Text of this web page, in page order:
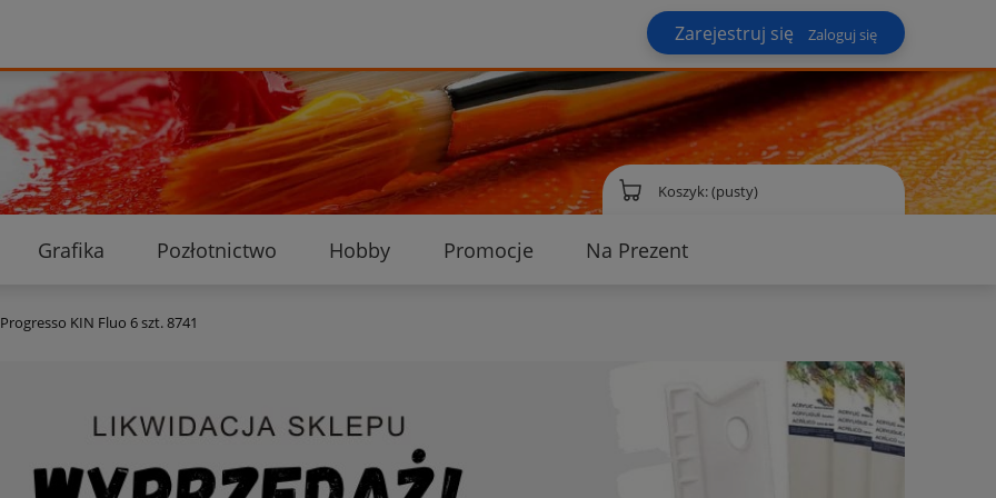
Zarejestruj się Zaloguj się
Koszyk:(pusty)
Grafika Pozłotnictwo Hobby Promocje
Na Prezent
KIN Fluo 6 szt. 8741